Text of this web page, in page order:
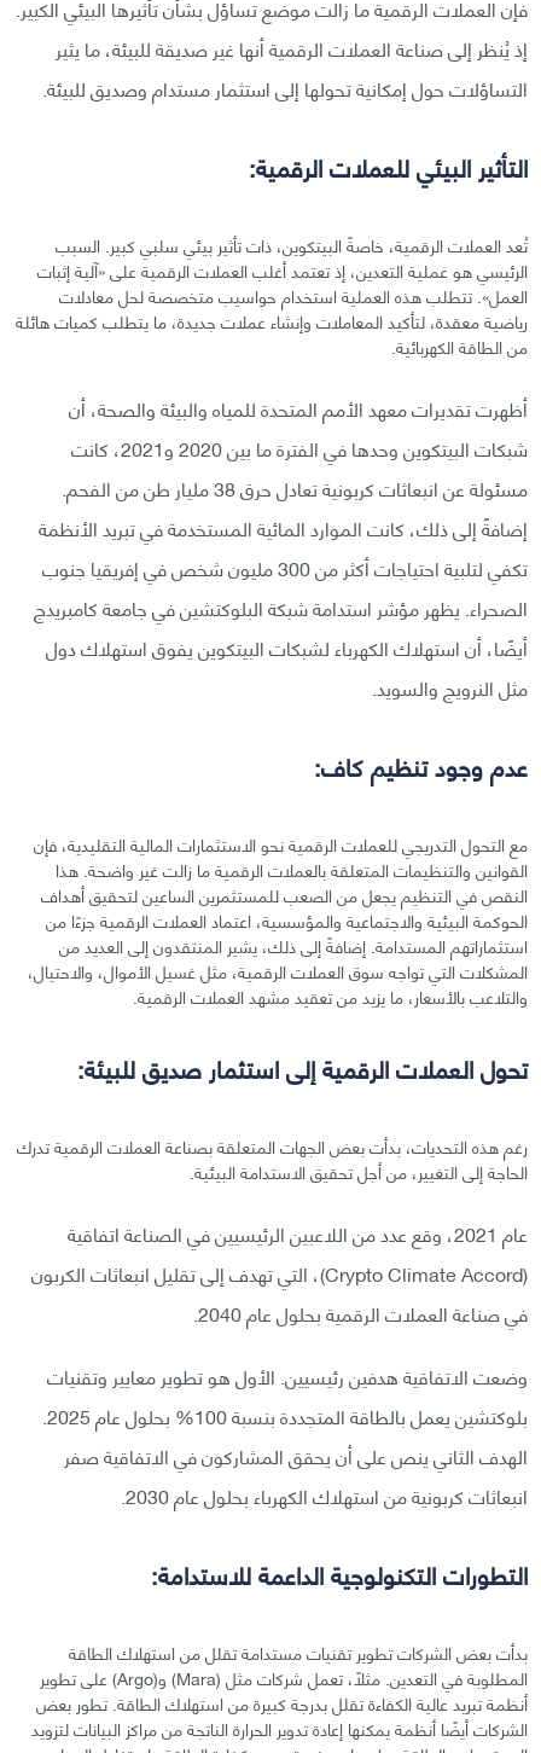
فإن العملات الرقمية ما زالت موضع تساؤل بشأن تأثيرها البيئي الكبير.
إذ يُنظر إلى صناعة العملات الرقمية أنها غير صديقة للبيئة، ما يثير
التساؤلات حول إمكانية تحولها إلى استثمار مستدام وصديق للبيئة.
التأثير البيئي للعملات الرقمية:
تُعد العملات الرقمية، خاصةً البيتكوين، ذات تأثير بيئي سلبي كبير. السبب
الرئيسي هو عملية التعدين، إذ تعتمد أغلب العملات الرقمية على «آلية إثبات
العمل». تتطلب هذه العملية استخدام حواسيب متخصصة لحل معادلات
رياضية معقدة، لتأكيد المعاملات وإنشاء عملات جديدة، ما يتطلب كميات هائلة
من الطاقة الكهربائية.
أظهرت تقديرات معهد الأمم المتحدة للمياه والبيئة والصحة، أن
شبكات البيتكوين وحدها في الفترة ما بين 2020 و2021، كانت
مسئولة عن انبعاثات كربونية تعادل حرق 38 مليار طن من الفحم.
إضافةً إلى ذلك، كانت الموارد المائية المستخدمة في تبريد الأنظمة
تكفي لتلبية احتياجات أكثر من 300 مليون شخص في إفريقيا جنوب
الصحراء. يظهر مؤشر استدامة شبكة البلوكتشين في جامعة كامبريدج
أيضًا، أن استهلاك الكهرباء لشبكات البيتكوين يفوق استهلاك دول
مثل النرويج والسويد.
عدم وجود تنظيم كاف:
مع التحول التدريجي للعملات الرقمية نحو الاستثمارات المالية التقليدية، فإن
القوانين والتنظيمات المتعلقة بالعملات الرقمية ما زالت غير واضحة. هذا
النقص في التنظيم يجعل من الصعب للمستثمرين الساعين لتحقيق أهداف
الحوكمة البيئية والاجتماعية والمؤسسية، اعتماد العملات الرقمية جزءًا من
استثماراتهم المستدامة. إضافةً إلى ذلك، يشير المنتقدون إلى العديد من
المشكلات التي تواجه سوق العملات الرقمية، مثل غسيل الأموال، والاحتيال،
والتلاعب بالأسعار، ما يزيد من تعقيد مشهد العملات الرقمية.
تحول العملات الرقمية إلى استثمار صديق للبيئة:
رغم هذه التحديات، بدأت بعض الجهات المتعلقة بصناعة العملات الرقمية تدرك
الحاجة إلى التغيير، من أجل تحقيق الاستدامة البيئية.
عام 2021، وقع عدد من اللاعبين الرئيسيين في الصناعة اتفاقية
(Crypto Climate Accord)، التي تهدف إلى تقليل انبعاثات الكربون
في صناعة العملات الرقمية بحلول عام 2040.
وضعت الاتفاقية هدفين رئيسيين. الأول هو تطوير معايير وتقنيات
بلوكتشين يعمل بالطاقة المتجددة بنسبة 100% بحلول عام 2025.
الهدف الثاني ينص على أن يحقق المشاركون في الاتفاقية صفر
انبعاثات كربونية من استهلاك الكهرباء بحلول عام 2030.
التطورات التكنولوجية الداعمة للاستدامة:
بدأت بعض الشركات تطوير تقنيات مستدامة تقلل من استهلاك الطاقة
المطلوبة في التعدين. مثلًا، تعمل شركات مثل (Mara) و(Argo) على تطوير
أنظمة تبريد عالية الكفاءة تقلل بدرجة كبيرة من استهلاك الطاقة. تطور بعض
الشركات أيضًا أنظمة يمكنها إعادة تدوير الحرارة الناتجة من مراكز البيانات لتزويد